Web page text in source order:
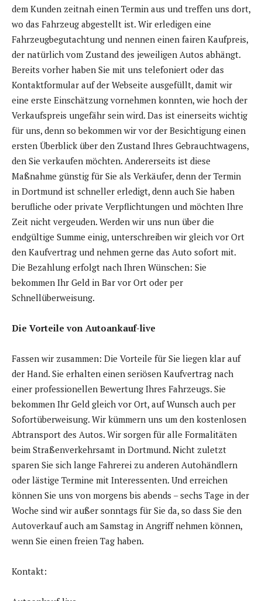
dem Kunden zeitnah einen Termin aus und treffen uns dort,
wo das Fahrzeug abgestellt ist. Wir erledigen eine
Fahrzeugbegutachtung und nennen einen fairen Kaufpreis,
der natürlich vom Zustand des jeweiligen Autos abhängt.
Bereits vorher haben Sie mit uns telefoniert oder das
Kontaktformular auf der Webseite ausgefüllt, damit wir
eine erste Einschätzung vornehmen konnten, wie hoch der
Verkaufspreis ungefähr sein wird. Das ist einerseits wichtig
für uns, denn so bekommen wir vor der Besichtigung einen
ersten Überblick über den Zustand Ihres Gebrauchtwagens,
den Sie verkaufen möchten. Andererseits ist diese
Maßnahme günstig für Sie als Verkäufer, denn der Termin
in Dortmund ist schneller erledigt, denn auch Sie haben
berufliche oder private Verpflichtungen und möchten Ihre
Zeit nicht vergeuden. Werden wir uns nun über die
endgültige Summe einig, unterschreiben wir gleich vor Ort
den Kaufvertrag und nehmen gerne das Auto sofort mit.
Die Bezahlung erfolgt nach Ihren Wünschen: Sie
bekommen Ihr Geld in Bar vor Ort oder per
Schnellüberweisung.
Die Vorteile von Autoankauf-live
Fassen wir zusammen: Die Vorteile für Sie liegen klar auf
der Hand. Sie erhalten einen seriösen Kaufvertrag nach
einer professionellen Bewertung Ihres Fahrzeugs. Sie
bekommen Ihr Geld gleich vor Ort, auf Wunsch auch per
Sofortüberweisung. Wir kümmern uns um den kostenlosen
Abtransport des Autos. Wir sorgen für alle Formalitäten
beim Straßenverkehrsamt in Dortmund. Nicht zuletzt
sparen Sie sich lange Fahrerei zu anderen Autohändlern
oder lästige Termine mit Interessenten. Und erreichen
können Sie uns von morgens bis abends – sechs Tage in der
Woche sind wir außer sonntags für Sie da, so dass Sie den
Autoverkauf auch am Samstag in Angriff nehmen können,
wenn Sie einen freien Tag haben.
Kontakt: